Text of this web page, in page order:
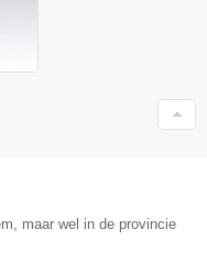
maar wel in de provincie